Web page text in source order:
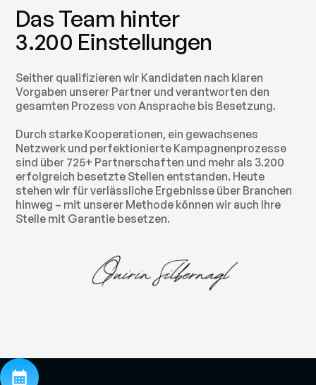
Das Team hinter
3.200 Einstellungen
Seither qualifizieren wir Kandidaten nach klaren
Vorgaben unserer Partner und verantworten den
gesamten Prozess von Ansprache bis Besetzung.
Durch starke Kooperationen, ein gewachsenes
Netzwerk und perfektionierte Kampagnenprozesse
sind über 725+ Partnerschaften und mehr als 3.200
erfolgreich besetzte Stellen entstanden. Heute
stehen wir für verlässliche Ergebnisse über Branchen
hinweg – mit unserer Methode können wir auch Ihre
Stelle mit Garantie besetzen.